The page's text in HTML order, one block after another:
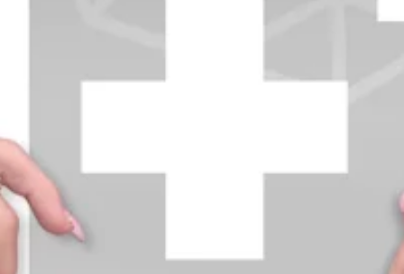
info@diamondline.lt
Prisijungti